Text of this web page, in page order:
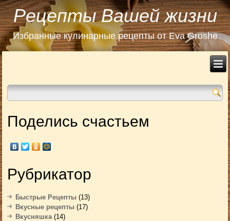
Рецепты Вашей жизни
Избранные кулинарные рецепты от Eva Groshe
Поделись счастьем
Рубрикатор
Быстрые Рецепты (13)
Вкусные рецепты (17)
Вкусняшка(14)